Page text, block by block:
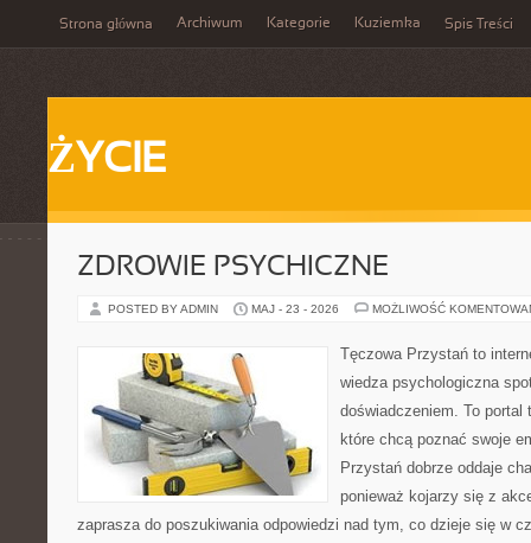
Strona główna Archiwum Kategorie Kuziemka Spis Treści
ŻYCIE
ZDROWIE PSYCHICZNE
POSTED BY ADMIN MAJ - 23 - 2026 MOŻLIWOŚĆ
Tęczowa Przystań to
wiedza psychologiczna
doświadczeniem. To
które chcą poznać swoje
Przystań dobrze oddaje
ponieważ kojarzy się z
zaprasza do poszukiwania odpowiedzi nad tym, co dzieje się w